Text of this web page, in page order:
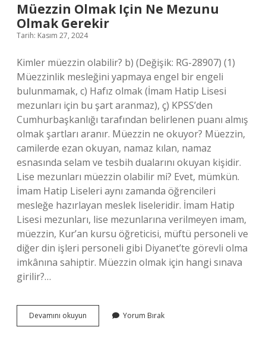
Müezzin Olmak Için Ne Mezunu
Olmak Gerekir
Tarih: Kasım 27, 2024
Kimler müezzin olabilir? b) (Değişik: RG-28907) (1)
Müezzinlik mesleğini yapmaya engel bir engeli
bulunmamak, c) Hafız olmak (İmam Hatip Lisesi
mezunları için bu şart aranmaz), ç) KPSS’den
Cumhurbaşkanlığı tarafından belirlenen puanı almış
olmak şartları aranır. Müezzin ne okuyor? Müezzin,
camilerde ezan okuyan, namaz kılan, namaz
esnasında selam ve tesbih dualarını okuyan kişidir.
Lise mezunları müezzin olabilir mi? Evet, mümkün.
İmam Hatip Liseleri aynı zamanda öğrencileri
mesleğe hazırlayan meslek liseleridir. İmam Hatip
Lisesi mezunları, lise mezunlarına verilmeyen imam,
müezzin, Kur’an kursu öğreticisi, müftü personeli ve
diğer din işleri personeli gibi Diyanet’te görevli olma
imkânına sahiptir. Müezzin olmak için hangi sınava
girilir?…
Devamını okuyun Müezzin
Olmak
Yorum Bırak